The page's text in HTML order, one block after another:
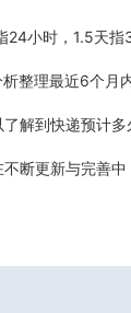
24小时，1.5天
整理最近6个月
解到快递预计
断更新与完善中